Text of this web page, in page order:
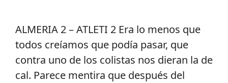
ALMERIA 2 – ATLETI 2 Era lo menos que
todos creíamos que podía pasar, que
contra uno de los colistas nos dieran la de
cal. Parece mentira que después del